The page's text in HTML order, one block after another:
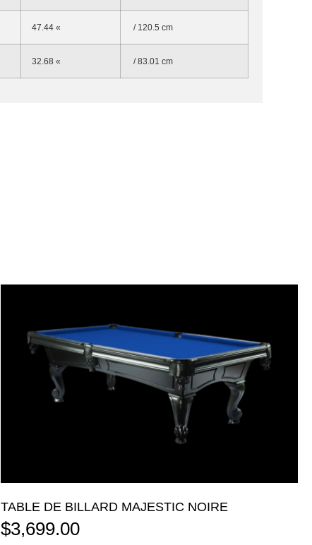
47.44 « / 120.5 cm
32.68 « / 83.01 cm
TABLE DE BILLARD MAJESTIC NOIRE
$3,699.00